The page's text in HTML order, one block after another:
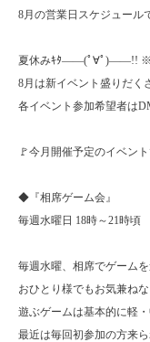
8月の営業日スケジュール
夏休みｷﾀ――(ﾟ∀ﾟ)――!! ※
8月は新イベント盛りだく
各イベント参加希望者は
🚩今月開催予定のイベン
◆『相席ゲーム会』
毎週水曜日 18時～21時頃
毎週水曜、相席でゲームを
おひとり様でもお気兼ね
遊ぶゲームは基本的に軽
最近は毎回初参加の方来ら